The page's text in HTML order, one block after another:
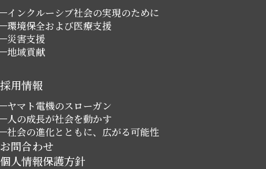
インクルーシブ社会の実現のために
環境保全および医療支援
災害支援
地域貢献
採用情報
ヤマト電機のスローガン
人の成長が社会を動かす
社会の進化とともに、広がる可能性
お問合わせ
個人情報保護方針